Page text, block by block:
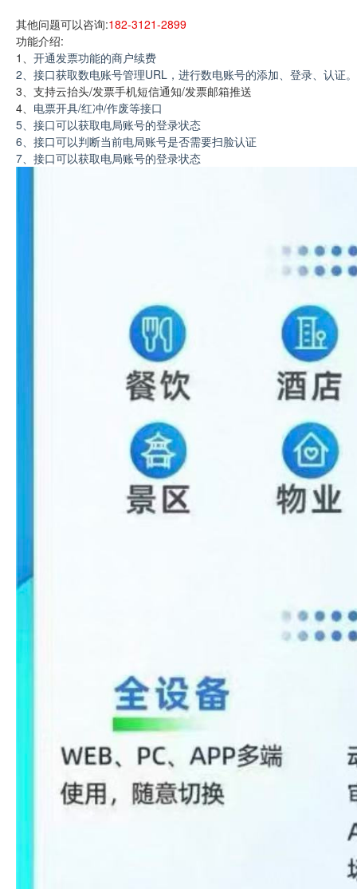
其他问题可以咨询:182-3121-2899
功能介绍:
1、 开通发票功能的商户续费
2、接口获取数电账号管理URL，进行数电账号的添加、登录、认证。
3、支持云抬头/发票手机短信通知/发票邮箱推送
4、 电票开具/红冲/作废等接口
5、接口可以获取电局账号的登录状态
6、接口可以判断当前电局账号是否需要扫脸认证
7、接口可以获取电局账号的登录状态